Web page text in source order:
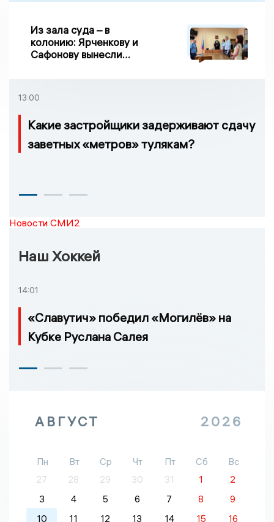
Из зала суда – в
колонию: Ярченкову и
Сафонову вынесли
13:00
Какие застройщики задерживают сдачу
заветных «метров» тулякам?
Новости СМИ2
Наш Хоккей
14:01
«Славутич» победил «Могилёв» на
Кубке Руслана Салея
АВГУСТ 2026
Пн Вт Ср Чт Пт Сб
Вс
27
28 29 30 31 1
2
3
4 5 6 7 8
9
10
11 12 13 14 15 16